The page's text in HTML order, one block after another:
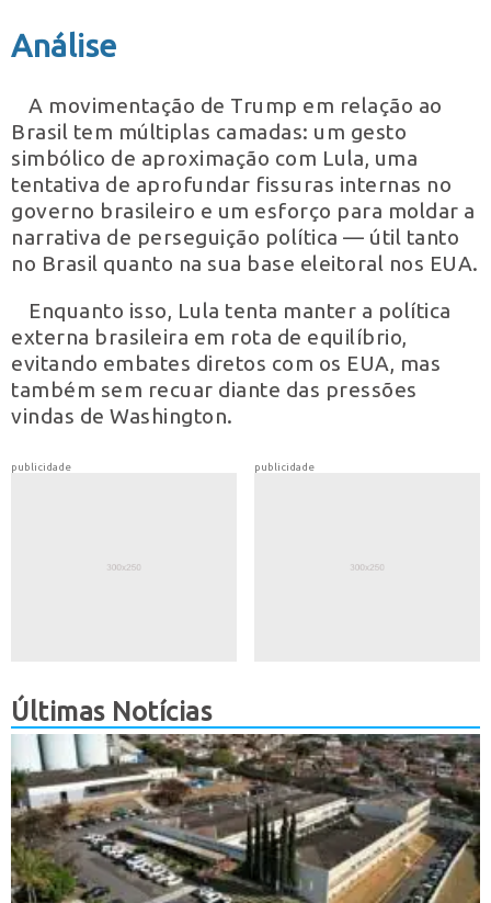
Análise
A movimentação de Trump em relação ao
Brasil tem múltiplas camadas: um gesto
simbólico de aproximação com Lula, uma
tentativa de aprofundar fissuras internas no
governo brasileiro e um esforço para moldar a
narrativa de perseguição política — útil tanto
no Brasil quanto na sua base eleitoral nos EUA.
Enquanto isso, Lula tenta manter a política
externa brasileira em rota de equilíbrio,
evitando embates diretos com os EUA, mas
também sem recuar diante das pressões
vindas de Washington.
publicidade
Últimas Notícias
publicidade